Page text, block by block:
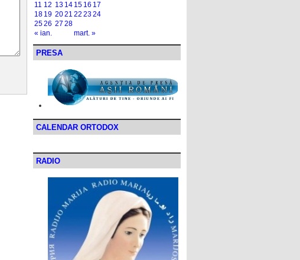
« ian. mart. »
11 12 13 14 15 16 17
18 19 2021 22 2324
2526 27 28
PRESA
CALENDAR ORTODOX
RADIO